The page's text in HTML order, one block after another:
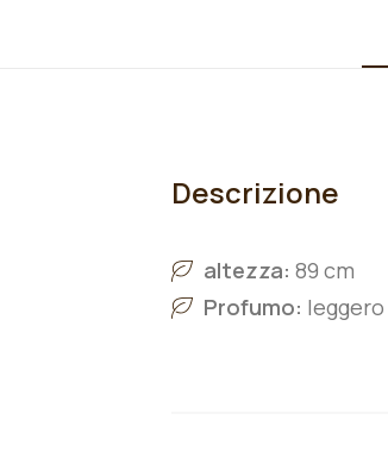
Descrizione
altezza: 89 cm
Profumo: leggero